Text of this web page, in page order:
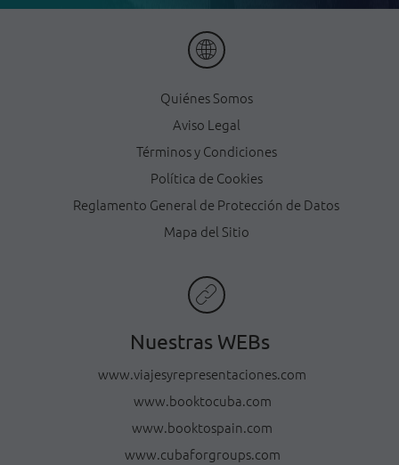
Quiénes Somos
Aviso Legal
Términos y Condiciones
Política de Cookies
Reglamento General de Protección de Datos
Mapa del Sitio
Nuestras WEBs
www.viajesyrepresentaciones.com
www.booktocuba.com
www.booktospain.com
www.cubaforgroups.com